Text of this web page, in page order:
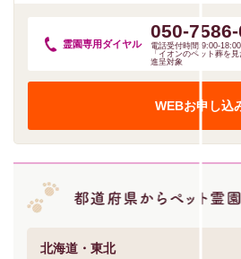
霊園専用 ダイヤル
050-
電話受付時間:9:00-
「イオンのペット葬を
進呈対象
WEBお申し込
北海道・東北